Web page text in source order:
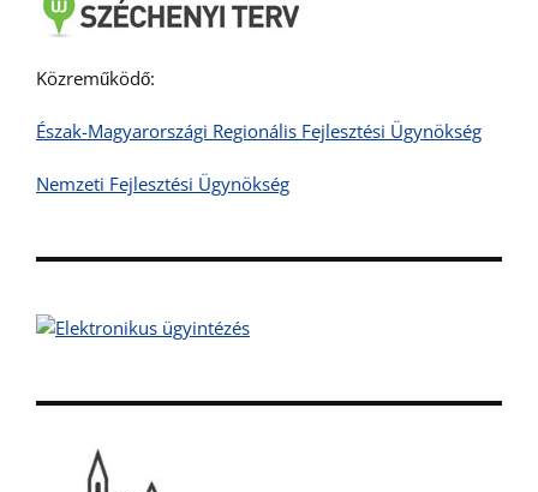
Közreműködő:
Észak-Magyarországi Regionális Fejlesztési Ügynökség
Nemzeti Fejlesztési Ügynökség